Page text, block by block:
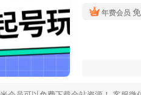
年费会员